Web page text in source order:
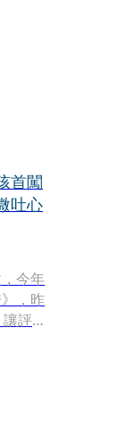
首闖
吐心
今年
，昨
評審